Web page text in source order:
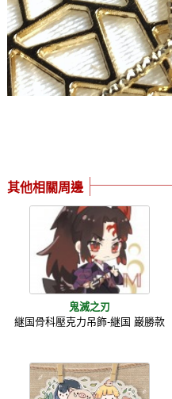
其他相關周邊
鬼滅之刃
継国骨科壓克力吊飾-継国 巌勝款